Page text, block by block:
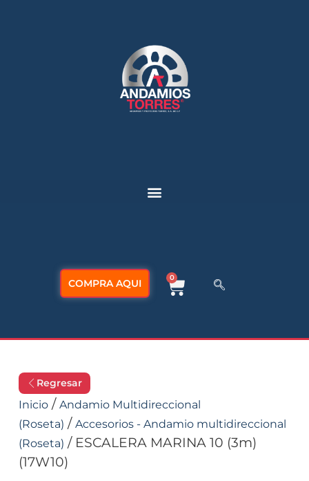
COMPRA AQUI 0
Regresar
Inicio/ Andamio Multidireccional
(Roseta) / Accesorios - Andamio multidireccional
(Roseta) / ESCALERA MARINA 10 (3m)
(17W10)